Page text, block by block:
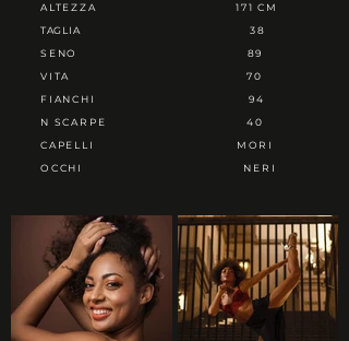
ALTEZZA
TAGLIA
SENO
VITA
FIANCHI
N SCARPE
CAPELLI
OCCHI
171 CM
38
89
70
94
40
MORI
NERI